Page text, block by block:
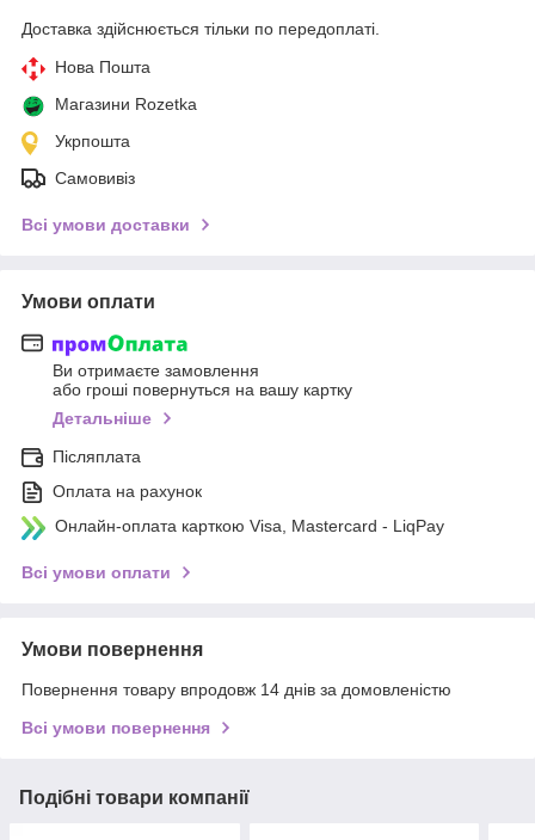
Доставка здійснюється тільки по передоплаті.
Нова Пошта
Магазини Rozetka
Укрпошта
Самовивіз
Всі умови доставки
Умови оплати
Ви отримаєте замовлення
або гроші повернуться на вашу картку
Детальніше
Післяплата
Оплата на рахунок
Онлайн-оплата карткою Visa, Mastercard - LiqPay
Всі умови оплати
Умови повернення
Повернення товару впродовж 14 днів за домовленістю
Всі умови повернення
Подібні товари компанії